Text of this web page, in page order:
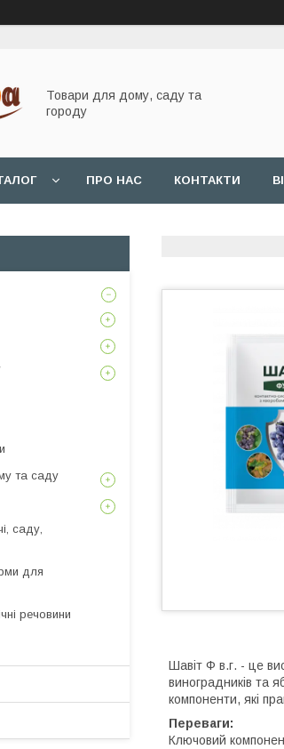
Товари для дому, саду та
городу
ПРО НАС КОНТАКТИ
Шавіт Ф в.г. - це
виноградників та
компоненти, які
Переваги:
Ключовий
та саду
саду,
для
речовини